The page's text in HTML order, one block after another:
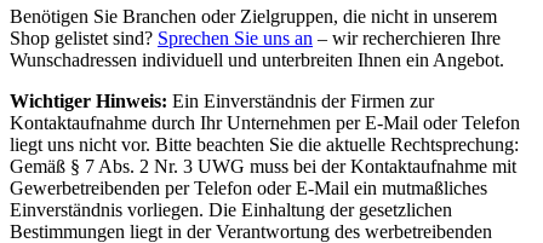
Benötigen Sie Branchen oder Zielgruppen, die nicht in unserem
Shop gelistet sind? Sprechen Sie uns an – wir recherchieren Ihre
Wunschadressen individuell und unterbreiten Ihnen ein Angebot.
Wichtiger Hinweis: Ein Einverständnis der Firmen zur
Kontaktaufnahme durch Ihr Unternehmen per E-Mail oder Telefon
liegt uns nicht vor. Bitte beachten Sie die aktuelle Rechtsprechung:
Gemäß § 7 Abs. 2 Nr. 3 UWG muss bei der Kontaktaufnahme mit
Gewerbetreibenden per Telefon oder E-Mail ein mutmaßliches
Einverständnis vorliegen. Die Einhaltung der gesetzlichen
Bestimmungen liegt in der Verantwortung des werbetreibenden